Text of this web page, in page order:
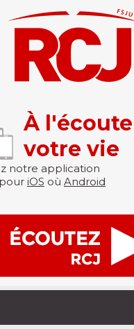
À
votre vie
notre application
iOS où Android